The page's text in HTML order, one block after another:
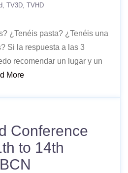
TV3D TVHD
¿Tenéis pasta? ¿Tenéis una
Si la respuesta a las 3
recomendar un lugar y un
More
Conference
to 14th